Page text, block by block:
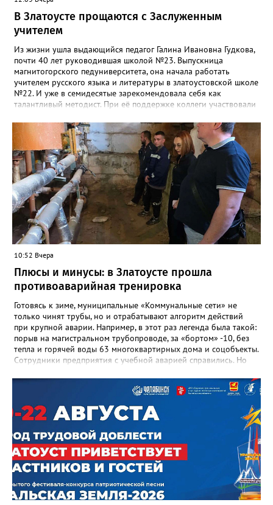
В Златоусте прощаются с Заслуженным
учителем
Из жизни ушла выдающийся педагог Галина Ивановна Гудкова,
почти 40 лет руководившая школой №23. Выпускница
магнитогорского педуниверситета, она начала работать
учителем русского языка и литературы в златоустовской школе
№22. И уже в семидесятые зарекомендовала себя как
талантливый методист. При её поддержке коллеги участвовали
«Благодаря её мудрому руководству в школе сформировался
сильный педагогический коллектив, объединённый общими
ценностями и любовью к своему делу. Для многих Галина
Ивановна навсегда останется не только талантливым
руководителем, но и настоящим Учителем с большой буквы», -
говорится в сообществе школы №23 во ВКонтакте. Свои
соболезнования семье Галины Ивановны выразил глава
Златоуста Олег Решетников. «Её вклад зафиксирован в
важнейших документах школы, но главное - он остался в
людях: в тех учителях, которых она поддержала, в тех
учениках, которых она вдохновила. Заслуженный учитель РФ,
«Отличник народного просвещения», обладатель медали «За
доблестный труд», Галина Ивановна оставила не только
награды и документы, но и работающий, живой механизм
школы, который продолжает жить её принципами», - говорится
в некрологе.
10:52 Вчера
Плюсы и минусы: в Златоусте прошла
противоаварийная тренировка
Готовясь к зиме, муниципальные «Коммунальные сети» не
только чинят трубы, но и отрабатывают алгоритм действий
при крупной аварии. Например, в этот раз легенда была такой:
порыв на магистральном трубопроводе, за «бортом» -10, без
тепла и горячей воды 63 многоквартирных дома и соцобъекты.
Сотрудники предприятия с учебной аварией справились. Но
отметили и недочёты. «Например, управляющие компании
несвоевременно приняли меры для предотвращения
“перемерзания” общей домовой тепловой сети
многоквартирного дома, отсутствовало взаимодействие с
ресурсоснабжающей организацией, ЕДДС и иными службами»,
— сообщила начальник Главного управления ГЖИ Ирина
Настенко. В следующий раз, рекомендовали в
Госжилинспекции, службы должны действовать слаженно. И
оперативно делиться информацией со всеми
заинтересованными – от поставщика тепла до конечных
потребителей.